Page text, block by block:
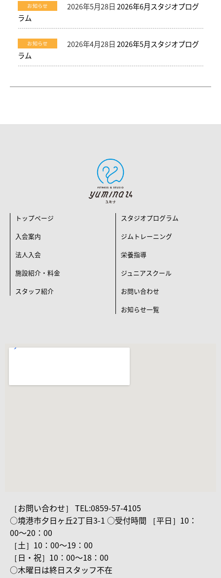
2026年5月28日 2026年6月スタジオプログ
ラム
2026年4月28日 2026年5月スタジオプログ
ラム
トップページ
入会案内
法人入会
施設紹介・料金
スタッフ紹介
スタジオプログラム
ジムトレーニング
栄養指導
ジュニアスクール
お問い合わせ
お知らせ一覧
［お問い合わせ］ TEL:0859-57-4105
○境港市夕日ヶ丘2丁目3-1 ○受付時間 ［平日］10：
00〜20：00
［土］10：00〜19：00
［日・祝］10：00〜18：00
○木曜日は終日スタッフ不在